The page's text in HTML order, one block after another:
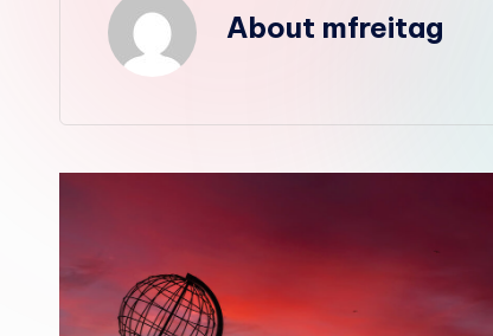
About mfreitag